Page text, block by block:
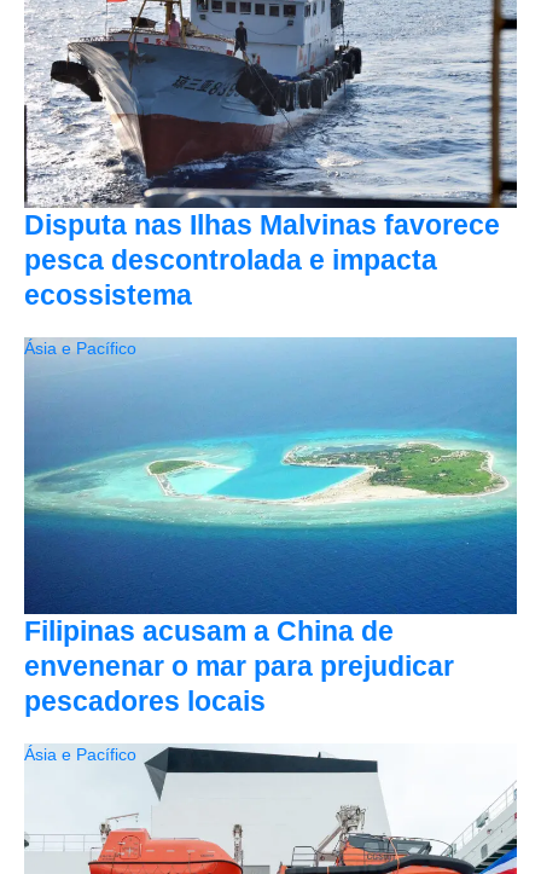
Disputa nas Ilhas Malvinas favorece
pesca descontrolada e impacta
ecossistema
Filipinas acusam a China de
envenenar o mar para prejudicar
pescadores locais
Ásia e Pacífico
Ásia e Pacífico